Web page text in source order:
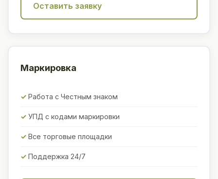
Оставить заявку
Маркировка
Работа с Честным знаком
УПД с кодами маркировки
Все торговые площадки
Поддержка 24/7